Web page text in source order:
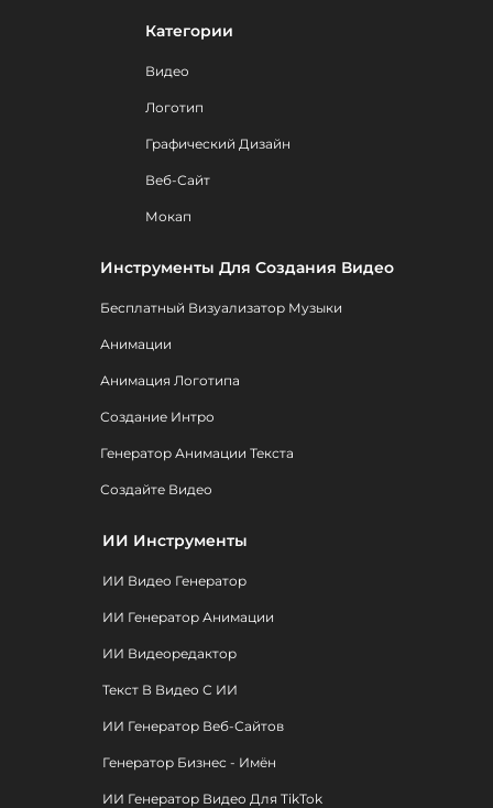
Категории
Видео
Логотип
Графический Дизайн
Веб-Сайт
Мокап
Инструменты Для Создания Видео
Бесплатный Визуализатор Музыки
Анимации
Анимация Логотипа
Создание Интро
Генератор Анимации Текста
Создайте Видео
ИИ Инструменты
ИИ Видео Генератор
ИИ Генератор Анимации
ИИ Видеоредактор
Текст В Видео С ИИ
ИИ Генератор Веб-Сайтов
Генератор Бизнес - Имён
ИИ Генератор Видео Для TikTok